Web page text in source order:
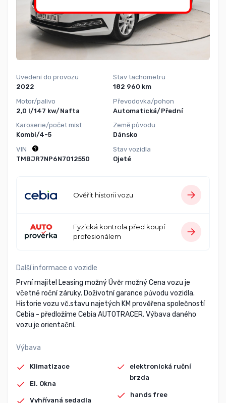
Uvedení do provozu
2022
Motor/palivo
2,0 l/147 kw/Nafta
Karoserie/počet míst
Kombi/4-5
Stav tachometru
182 960 km
Převodovka/pohon
Automatická/Přední
Země původu
Dánsko
VIN
TMBJR7NP6N7012550
Stav vozidla
Ojeté
Ověřit historii vozu
Fyzická kontrola před koupí
profesionálem
Další informace o vozidle
První majitel Leasing možný Úvěr možný Cena vozu je
včetně roční záruky. Doživotní garance původu vozidla.
Historie vozu vč.stavu najetých KM prověřena společností
Cebia - předložíme Cebia AUTOTRACER. Výbava daného
vozu je orientační.
Výbava
Klimatizace
El. Okna
Vyhřívaná sedadla
elektronická ruční
brzda
hands free